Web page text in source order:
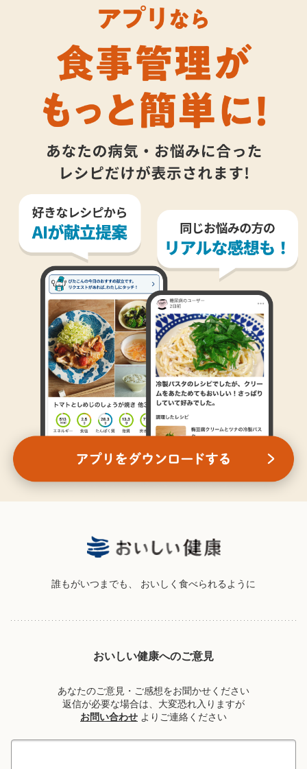
誰もがいつまでも、 おいしく食べられるように
おいしい健康へのご意見
あなたのご意見・ご感想をお聞かせください
返信が必要な場合は、大変恐れ入りますが
お問い合わせ よりご連絡ください